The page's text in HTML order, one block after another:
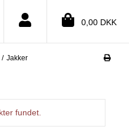
0,00 DKK
/ Jakker
fundet.